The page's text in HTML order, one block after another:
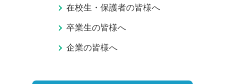
在校生・保護者の皆様へ
卒業生の皆様へ
企業の皆様へ